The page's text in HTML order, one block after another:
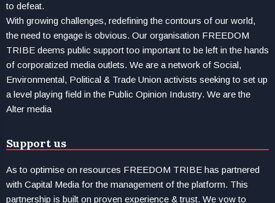
to defeat.
With growing challenges, redefining the contours of our world,
the need to engage is obvious. Our organisation FREEDOM
TRIBE deems public support too important to be left in the hands
of corporatized media outlets. We are a network of Social,
Environmental, Political & Trade Union activists seeking to set up
a level playing field in the Public Opinion Industry. We are the
Alter media
Support us
As to optimise on resources FREEDOM TRIBE has partnered
with Capital Media for the management of the platform. This
partnership is built on proven experience & trust. We vow to